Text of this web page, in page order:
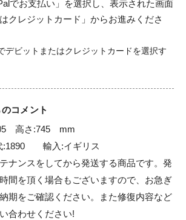
でお支払い」を選択し、表示された画面
クレジットカード」からお進みくださ
コメント
　高さ:745　mm
ナンスをしてから発送する商品です。発
間を頂く場合もございますので、お急ぎ
期をご確認ください。また修復内容など
合わせください!